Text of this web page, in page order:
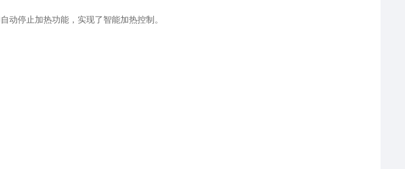
动停止加热功能，实现了智能加热控制。